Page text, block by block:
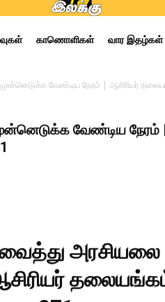
காணொளிகள் வார இதழ்கள்
வேண்டிய நேரம் | ஆசிரியர்
வேண்டிய நேரம் |
அரசியலை